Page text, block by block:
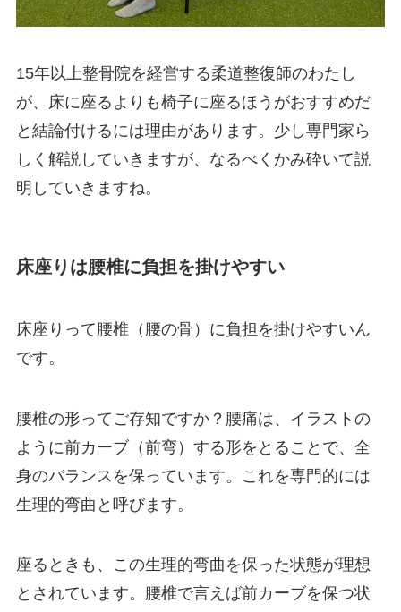
15年以上整骨院を経営する柔道整復師のわたし
が、床に座るよりも椅子に座るほうがおすすめだ
と結論付けるには理由があります。少し専門家ら
しく解説していきますが、なるべくかみ砕いて説
明していきますね。
床座りは腰椎に負担を掛けやすい
床座りって腰椎（腰の骨）に負担を掛けやすいん
です。
腰椎の形ってご存知ですか？腰痛は、イラストの
ように前カーブ（前弯）する形をとることで、全
身のバランスを保っています。これを専門的には
生理的弯曲と呼びます。
座るときも、この生理的弯曲を保った状態が理想
とされています。腰椎で言えば前カーブを保つ状